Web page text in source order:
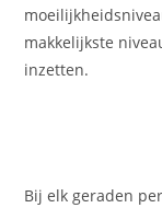
makkelijkste
inzetten.
Bij elk geraden